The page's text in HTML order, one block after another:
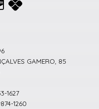
GAMERO, 85
1627
1260